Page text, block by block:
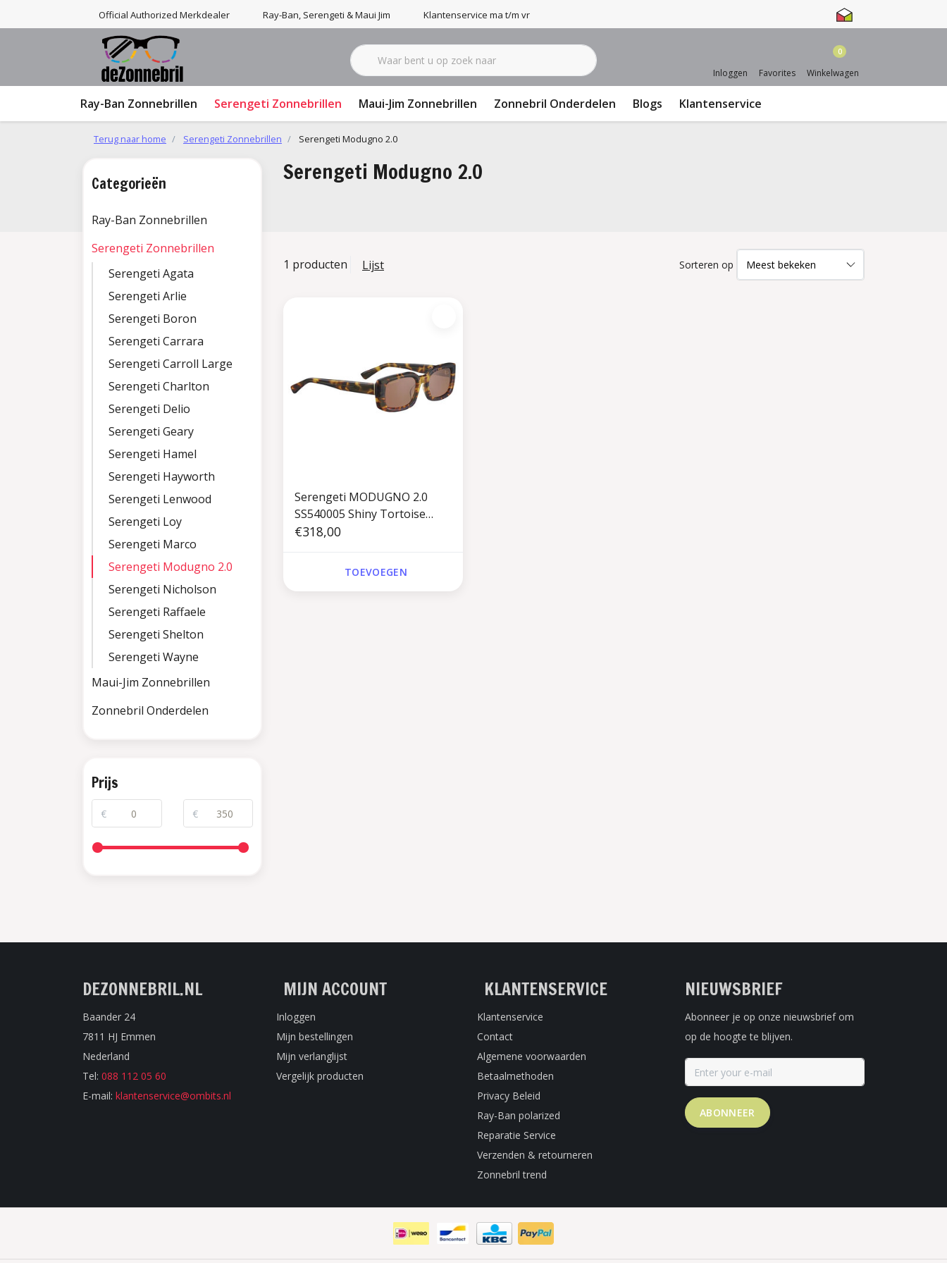
Official Authorized Merkdealer Ray-Ban, Serengeti & Maui Jim Klantenservice ma t/m vr 9-17u
Inloggen Favorites
0
Winkelwagen
Ray-Ban Zonnebrillen Serengeti Zonnebrillen Maui-Jim Zonnebrillen Zonnebril Onderdelen Blogs Klantenservice
Terug naar home Serengeti Zonnebrillen Serengeti Modugno 2.0
Serengeti Modugno 2.0
1 producten Lijst Sorteren op
Serengeti MODUGNO 2.0
SS540005 Shiny Tortoise
Havana
€318,00
TOEVOEGEN
Categorieën
Ray-Ban Zonnebrillen
Serengeti Zonnebrillen
Serengeti Agata
Serengeti Arlie
Serengeti Boron
Serengeti Carrara
Serengeti Carroll Large
Serengeti Charlton
Serengeti Delio
Serengeti Geary
Serengeti Hamel
Serengeti Hayworth
Serengeti Lenwood
Serengeti Loy
Serengeti Marco
Serengeti Modugno 2.0
Serengeti Nicholson
Serengeti Raffaele
Serengeti Shelton
Serengeti Wayne
Maui-Jim Zonnebrillen
Zonnebril Onderdelen
Prijs
€ €
DEZONNEBRIL.NL
Baander 24
7811 HJ Emmen
Nederland
Tel: 088 112 05 60
E-mail: klantenservice@ombits.nl
MIJN ACCOUNT
Inloggen
Mijn bestellingen
Mijn verlanglijst
Vergelijk producten
KLANTENSERVICE
Klantenservice
Contact
Algemene voorwaarden
Betaalmethoden
Privacy Beleid
Ray-Ban polarized
Reparatie Service
Verzenden & retourneren
Zonnebril trend
NIEUWSBRIEF
Abonneer je op onze nieuwsbrief om
op de hoogte te blijven.
ABONNEER